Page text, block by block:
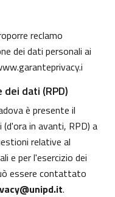
reclamo
dei dati personali ai
dati (RPD)
è presente il
in avanti, RPD) a
relative al
e per l'esercizio dei
essere contattato
.